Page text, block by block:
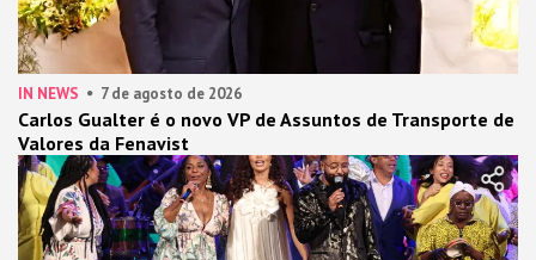
IN NEWS 7 de agosto de 2026
Carlos Gualter é o novo VP de Assuntos de Transporte de
Valores da Fenavist